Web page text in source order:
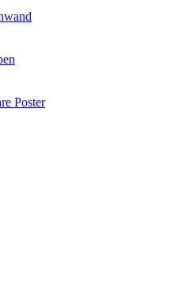
Poster